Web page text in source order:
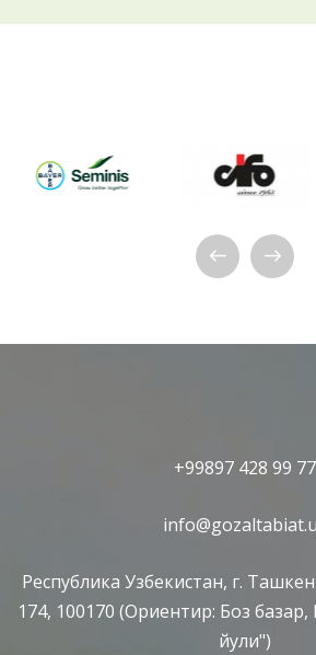
+99897 428 99 77
Республика Узбекистан, г.
174, 100170 (Ориентир: Боз
йули")